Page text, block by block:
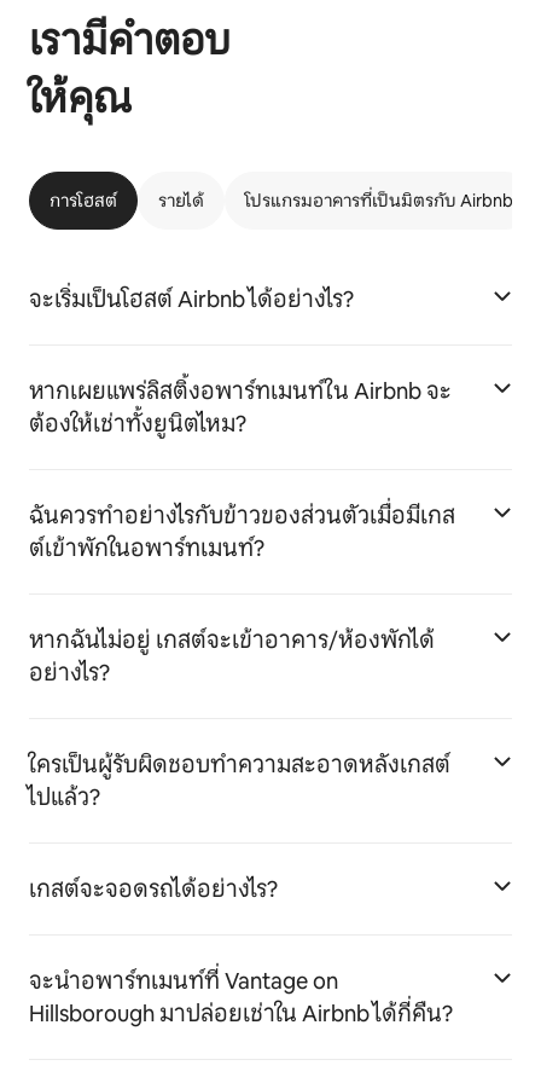
เรามีคำตอบ
ให้คุณ
การโฮสต์ รายได้ โปรแกรมอาคารที่เป็นมิตรกับ Airbnb
จะเริ่มเป็นโฮสต์ Airbnb ได้อย่างไร?
หากเผยแพร่ลิสติ้งอพาร์ทเมนท์ใน Airbnb จะ
ต้องให้เช่าทั้งยูนิตไหม?
ฉันควรทำอย่างไรกับข้าวของส่วนตัวเมื่อมีเกส
ต์เข้าพักในอพาร์ทเมนท์?
หากฉันไม่อยู่ เกสต์จะเข้าอาคาร/ห้องพักได้
อย่างไร?
ใครเป็นผู้รับผิดชอบทำความสะอาดหลังเกสต์
ไปแล้ว?
เกสต์จะจอดรถได้อย่างไร?
จะนำอพาร์ทเมนท์ที่ Vantage on
Hillsborough มาปล่อยเช่าใน Airbnb ได้กี่คืน?